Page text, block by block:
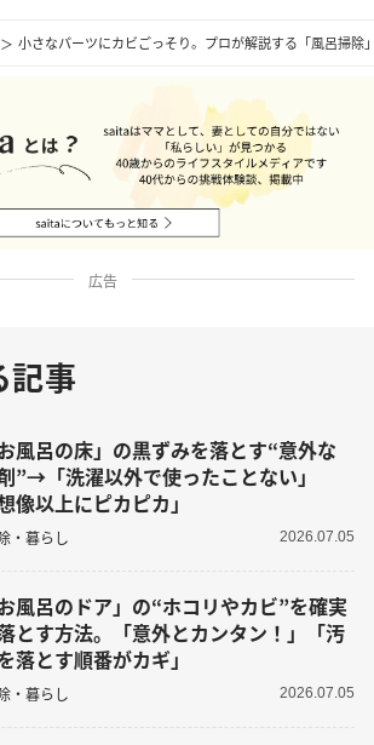
小さなパーツにカビごっそり。プロが解説する「風呂掃除
広告
記事
お風呂の床」の黒ずみを落とす“意外な
”→「洗濯以外で使ったことない」
想像以上にピカピカ」
・暮らし 2026.07.05
お風呂のドア」の“ホコリやカビ”を確実
とす方法。「意外とカンタン！」「汚
落とす順番がカギ」
・暮らし 2026.07.05